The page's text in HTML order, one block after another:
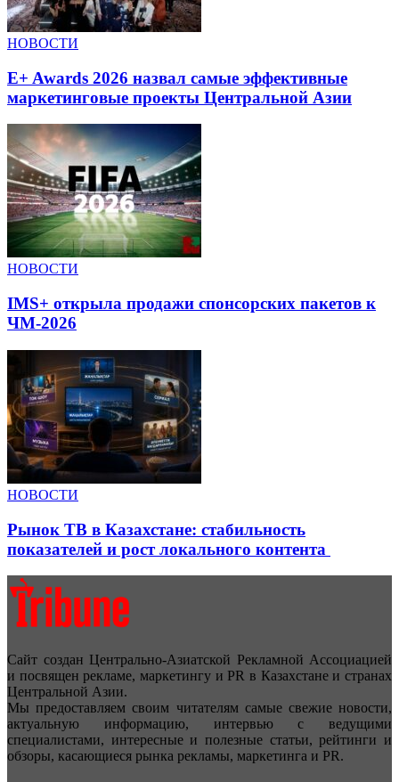
НОВОСТИ
E+ Awards 2026 назвал самые эффективные
маркетинговые проекты Центральной Азии
НОВОСТИ
IMS+ открыла продажи спонсорских пакетов к
ЧМ-2026
НОВОСТИ
Рынок ТВ в Казахстане: стабильность
показателей и рост локального контента
Сайт создан Центрально-Азиатской Рекламной Ассоциацией
и посвящен рекламе, маркетингу и PR в Казахстане и странах
Центральной Азии.
Мы предоставляем своим читателям самые свежие новости,
актуальную информацию, интервью с ведущими
специалистами, интересные и полезные статьи, рейтинги и
обзоры, касающиеся рынка рекламы, маркетинга и PR.